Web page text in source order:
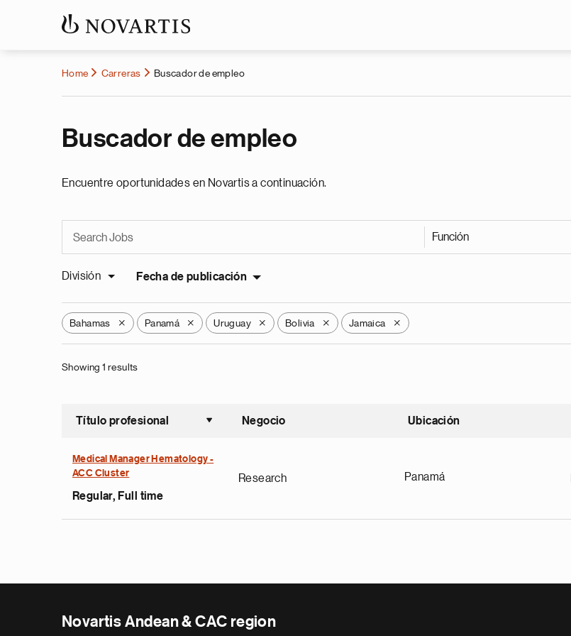
Home Carreras Buscador de empleo
Buscador de empleo
Encuentre oportunidades en Novartis a continuación.
Función
División Fecha de publicación
Bahamas X Panamá X Uruguay X Bolivia X Jamaica X
Showing 1 results
Título profesional
Ordenar ascendente
Negocio Ubicación
Medical Manager Hematology -
ACC Cluster
Regular, Full time
Research Panamá
Novartis Andean & CAC region